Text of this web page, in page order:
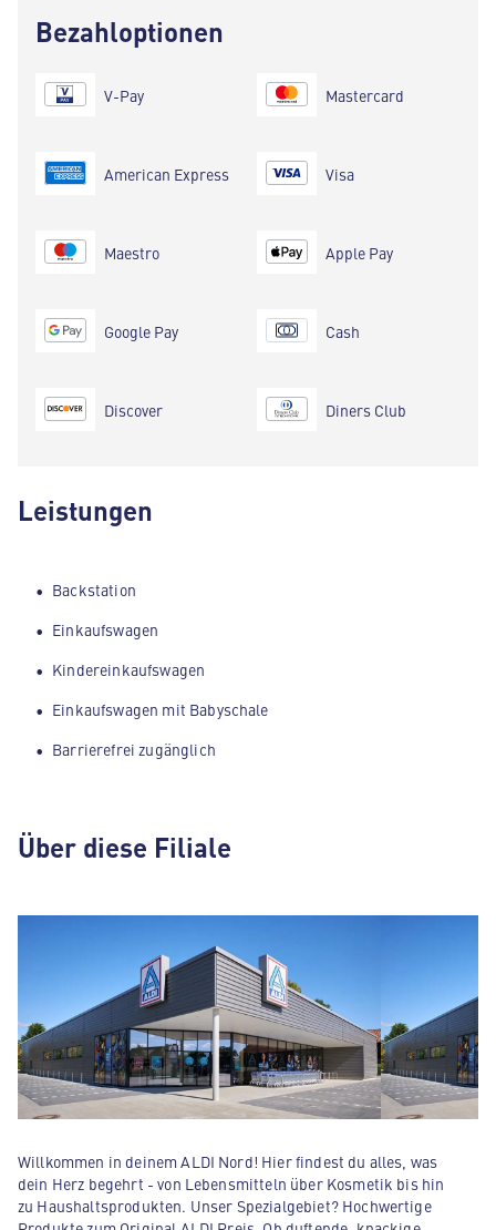
Bezahloptionen
V-Pay
American Express
Maestro
Google Pay
Discover
Mastercard
Visa
Apple Pay
Cash
Diners Club
Leistungen
Backstation
Einkaufswagen
Kindereinkaufswagen
Einkaufswagen mit Babyschale
Barrierefrei zugänglich
Über diese Filiale
Willkommen in deinem ALDI Nord! Hier findest du alles, was
dein Herz begehrt - von Lebensmitteln über Kosmetik bis hin
zu Haushaltsprodukten. Unser Spezialgebiet? Hochwertige